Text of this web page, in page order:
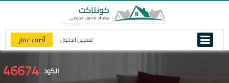
تسجيل الدخول أضف عقار
الكود 46674